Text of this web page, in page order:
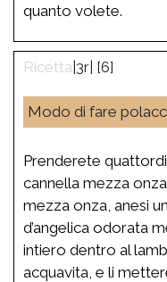
quanto volete.
|3r| [6]
Modo di fare
Prenderete
cannella mezza
mezza onza, anesi
d’angelica odorata
intiero dentro al
acquavita, e li